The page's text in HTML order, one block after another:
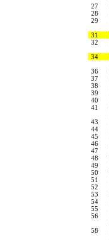
27
28
29
31
32
34
36
37
38
39
40
41
43
44
45
46
47
48
49
50
51
52
53
54
55
56
58